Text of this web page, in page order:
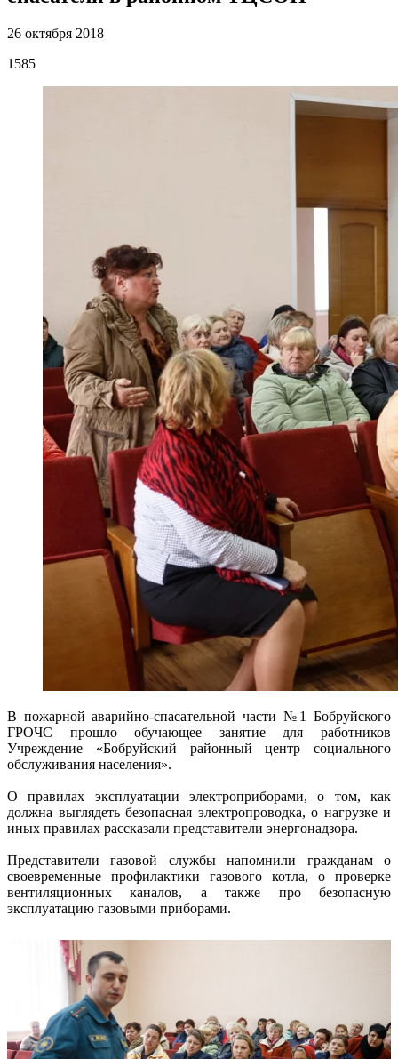
26 октября 2018
1585
В пожарной аварийно-спасательной части №1 Бобруйского
ГРОЧС прошло обучающее занятие для работников
Учреждение «Бобруйский районный центр социального
обслуживания населения».
О правилах эксплуатации электроприборами, о том, как
должна выглядеть безопасная электропроводка, о нагрузке и
иных правилах рассказали представители энергонадзора.
Представители газовой службы напомнили гражданам о
своевременные профилактики газового котла, о проверке
вентиляционных каналов, а также про безопасную
эксплуатацию газовыми приборами.